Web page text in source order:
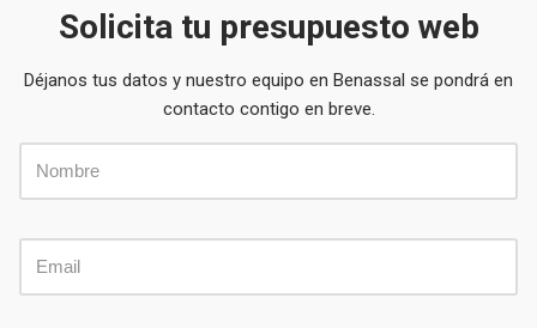
Solicita tu presupuesto web
Déjanos tus datos y nuestro equipo en Benassal se pondrá en
contacto contigo en breve.